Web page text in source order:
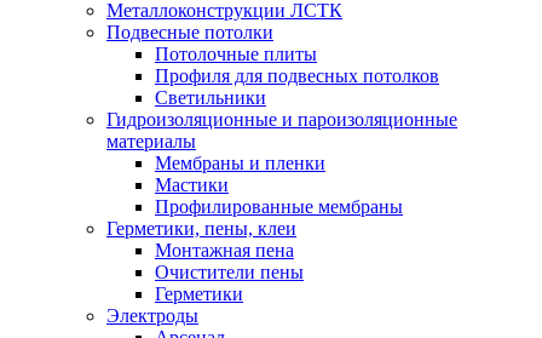
Металлоконструкции ЛСТК
Подвесные потолки
Потолочные плиты
Профиля для подвесных потолков
Светильники
Гидроизоляционные и пароизоляционные
материалы
Мембраны и пленки
Мастики
Профилированные мембраны
Герметики, пены, клеи
Монтажная пена
Очистители пены
Герметики
Электроды